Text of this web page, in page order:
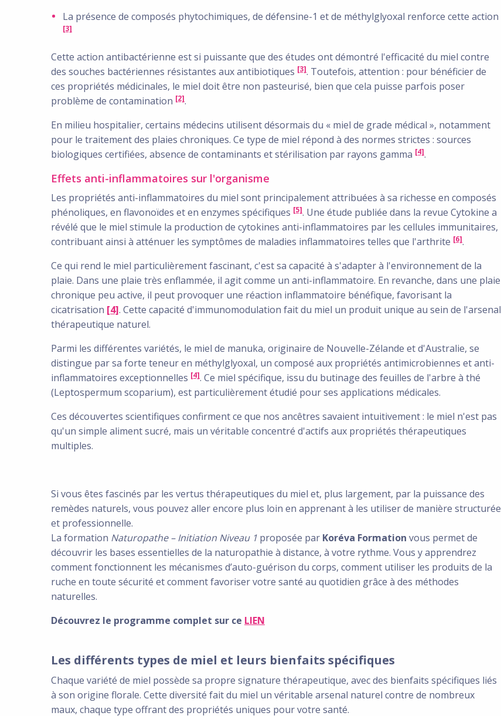
La présence de composés phytochimiques, de défensine-1 et de méthylglyoxal renforce cette action
[3]
Cette action antibactérienne est si puissante que des études ont démontré l'efficacité du miel contre
des souches bactériennes résistantes aux antibiotiques [3]. Toutefois, attention : pour bénéficier de
ces propriétés médicinales, le miel doit être non pasteurisé, bien que cela puisse parfois poser
problème de contamination [2].
En milieu hospitalier, certains médecins utilisent désormais du « miel de grade médical », notamment
pour le traitement des plaies chroniques. Ce type de miel répond à des normes strictes : sources
biologiques certifiées, absence de contaminants et stérilisation par rayons gamma [4].
Effets anti-inflammatoires sur l'organisme
Les propriétés anti-inflammatoires du miel sont principalement attribuées à sa richesse en composés
phénoliques, en flavonoïdes et en enzymes spécifiques [5]. Une étude publiée dans la revue Cytokine a
révélé que le miel stimule la production de cytokines anti-inflammatoires par les cellules immunitaires,
contribuant ainsi à atténuer les symptômes de maladies inflammatoires telles que l'arthrite [6].
Ce qui rend le miel particulièrement fascinant, c'est sa capacité à s'adapter à l'environnement de la
plaie. Dans une plaie très enflammée, il agit comme un anti-inflammatoire. En revanche, dans une plaie
chronique peu active, il peut provoquer une réaction inflammatoire bénéfique, favorisant la
cicatrisation [4]. Cette capacité d'immunomodulation fait du miel un produit unique au sein de l'arsenal
thérapeutique naturel.
Parmi les différentes variétés, le miel de manuka, originaire de Nouvelle-Zélande et d'Australie, se
distingue par sa forte teneur en méthylglyoxal, un composé aux propriétés antimicrobiennes et anti-
inflammatoires exceptionnelles [4]. Ce miel spécifique, issu du butinage des feuilles de l'arbre à thé
(Leptospermum scoparium), est particulièrement étudié pour ses applications médicales.
Ces découvertes scientifiques confirment ce que nos ancêtres savaient intuitivement : le miel n'est pas
qu'un simple aliment sucré, mais un véritable concentré d'actifs aux propriétés thérapeutiques
multiples.
Si vous êtes fascinés par les vertus thérapeutiques du miel et, plus largement, par la puissance des
remèdes naturels, vous pouvez aller encore plus loin en apprenant à les utiliser de manière structurée
et professionnelle.
La formation Naturopathe – Initiation Niveau 1 proposée par Koréva Formation vous permet de
découvrir les bases essentielles de la naturopathie à distance, à votre rythme. Vous y apprendrez
comment fonctionnent les mécanismes d’auto-guérison du corps, comment utiliser les produits de la
ruche en toute sécurité et comment favoriser votre santé au quotidien grâce à des méthodes
naturelles.
Découvrez le programme complet sur ce LIEN
Les différents types de miel et leurs bienfaits spécifiques
Chaque variété de miel possède sa propre signature thérapeutique, avec des bienfaits spécifiques liés
à son origine florale. Cette diversité fait du miel un véritable arsenal naturel contre de nombreux
maux, chaque type offrant des propriétés uniques pour votre santé.